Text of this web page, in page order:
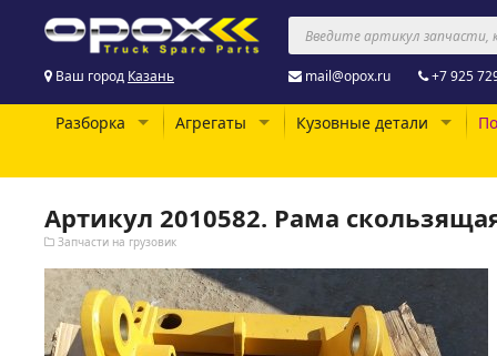
Ваш город Казань mail@opox.ru +7 925
Разборка Агрегаты Кузовные детали
Артикул 2010582. Рама
Запчасти на грузовик